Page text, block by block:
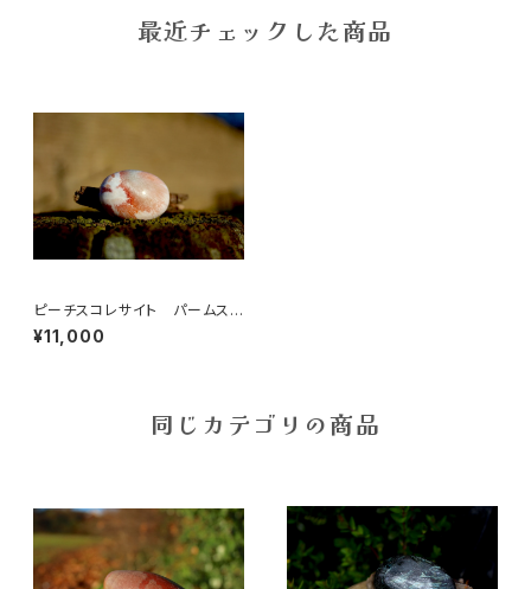
最近チェックした商品
ピーチスコレサイト パームスト
ーン
¥11,000
同じカテゴリの商品